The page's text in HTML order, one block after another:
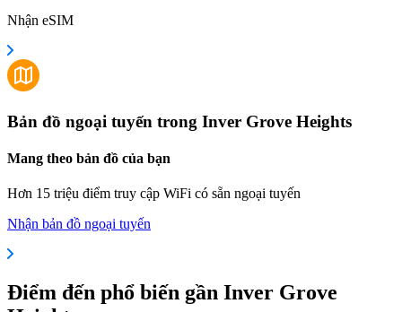
Nhận eSIM
Bản đồ ngoại tuyến trong Inver Grove Heights
Mang theo bản đồ của bạn
Hơn 15 triệu điểm truy cập WiFi có sẵn ngoại tuyến
Nhận bản đồ ngoại tuyến
Điểm đến phổ biến gần Inver Grove